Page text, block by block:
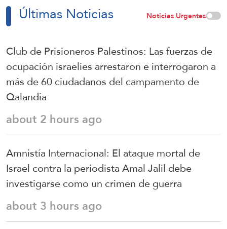
Últimas Noticias Noticias Urgentes
Club de Prisioneros Palestinos: Las fuerzas de
ocupación israelíes arrestaron e interrogaron a
más de 60 ciudadanos del campamento de
Qalandia
about 2 hours ago
Amnistía Internacional: El ataque mortal de
Israel contra la periodista Amal Jalil debe
investigarse como un crimen de guerra
about 3 hours ago